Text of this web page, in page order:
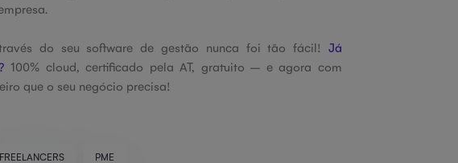
do seu software de gestão nunca foi tão fácil! Já
100% cloud, certificado pela AT, gratuito – e agora com
que o seu negócio precisa!
FREELANCERS PME